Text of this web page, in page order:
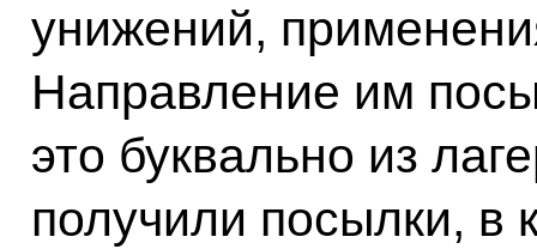
унижений,
Направление им
это буквально из
получили посылки, в